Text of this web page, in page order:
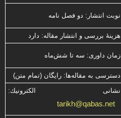
نوبت انتشار: دو فصل نامه
هزینۀ بررسی و انتشار مقاله: دارد
زمان داوری: سه تا شش‌ماه
دسترسی به مقاله‌ها: رایگان (تمام متن)
نشانی الكترونیك:
tarikh@qabas.net